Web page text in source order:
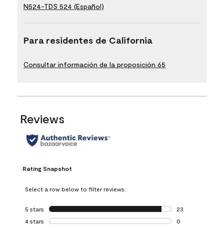
N524-TDS 524 (Español)
Para residentes de California
Consultar información de la proposición 65
Reviews
Rating Snapshot
Select a row below to filter reviews.
5 stars stars
23
23 reviews with
4 stars stars
0